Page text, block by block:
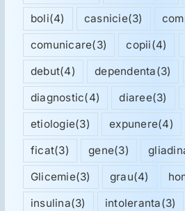
boli(4) casnicie(3)
comunicare(3) copii(4)
debut(4) dependenta(3)
diagnostic(4) diaree(3)
etiologie(3) expunere(4)
ficat(3) gene(3)
Glicemie(3) grau(4)
insulina(3) intoleranta(3)